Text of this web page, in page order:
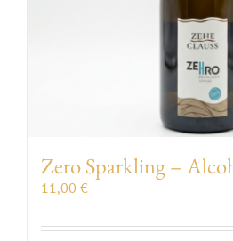
Zero Sparkling –
11,00 €